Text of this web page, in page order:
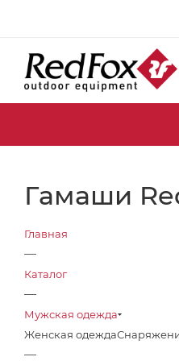
Гамаши
Главная
—
Каталог
—
Мужская одежда
Женская одежда
—